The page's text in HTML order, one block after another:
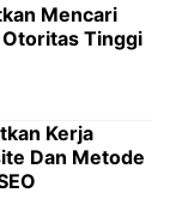
Mencari
Tinggi
Kerja
Dan Metode